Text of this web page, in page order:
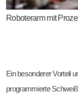
Roboterarm mit
Ein besonderer Vorteil
programmierte